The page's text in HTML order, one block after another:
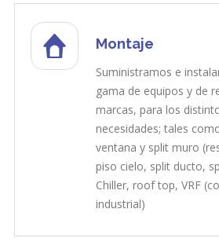
Montaje
Suministramos e
gama de equipos y de
marcas, para los
necesidades; tales
ventana y split muro
piso cielo, split ducto,
Chiller, roof top, VRF
industrial)